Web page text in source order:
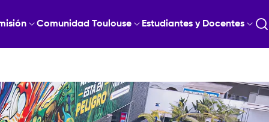
Comunidad Toulouse Estudiantes y Docentes